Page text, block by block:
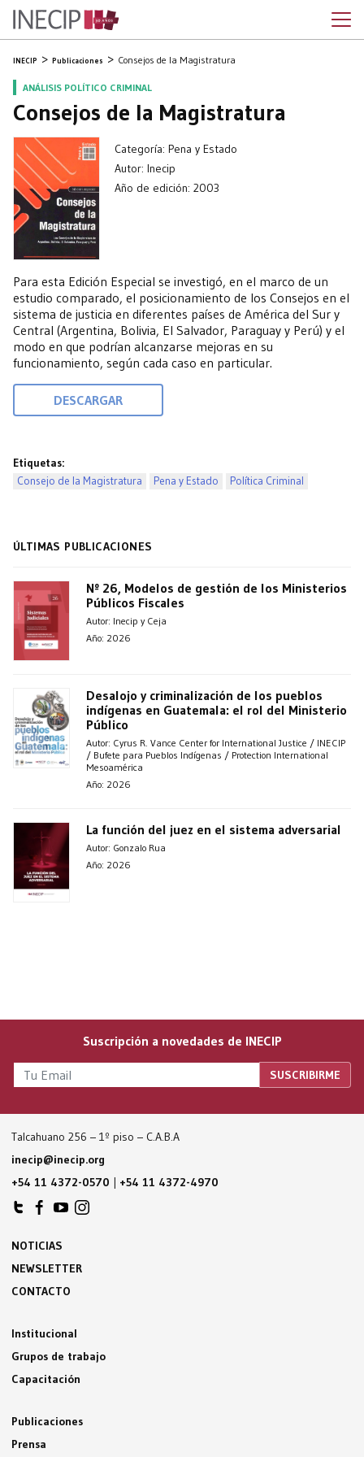
INECIP Publicaciones Consejos de la Magistratura
ANÁLISIS POLÍTICO CRIMINAL
Consejos de la Magistratura
Categoría: Pena y Estado
Autor: Inecip
Año de edición: 2003
Para esta Edición Especial se investigó, en el marco de un
estudio comparado, el posicionamiento de los Consejos en el
sistema de justicia en diferentes países de América del Sur y
Central (Argentina, Bolivia, El Salvador, Paraguay y Perú) y el
modo en que podrían alcanzarse mejoras en su
funcionamiento, según cada caso en particular.
DESCARGAR
Etiquetas:
Consejo de la Magistratura
Pena y Estado Política Criminal
ÚLTIMAS PUBLICACIONES
Nº 26, Modelos de gestión de los Ministerios
Públicos Fiscales
Autor: Inecip y Ceja
Año: 2026
Desalojo y criminalización de los pueblos
indígenas en Guatemala: el rol del Ministerio
Público
Autor: Cyrus R. Vance Center for International Justice / INECIP
/ Bufete para Pueblos Indígenas / Protection International
Mesoamérica
Año: 2026
La función del juez en el sistema adversarial
Autor: Gonzalo Rua
Año: 2026
Suscripción a novedades de INECIP
Talcahuano 256 – 1º piso – C.A.B.A
inecip@inecip.org
+54 11 4372-0570 | +54 11 4372-4970
NOTICIAS
NEWSLETTER
CONTACTO
Institucional
Grupos de trabajo
Capacitación
Publicaciones
Prensa